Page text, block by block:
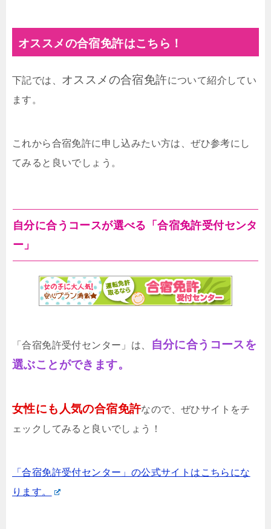
オススメの合宿免許はこちら！
下記では、 オススメの合宿免許について紹介してい
ます。
これから合宿免許に申し込みたい方は、ぜひ参考にし
てみると良いでしょう。
自分に合うコースが選べる「合宿免許受付センタ
ー」
「合宿免許受付センター」は、
自分に合うコースを
選ぶことができます。
女性にも人気の合宿免許なので、ぜひサイトをチ
ェックしてみると良いでしょう！
「合宿免許受付センター」の公式サイトはこちらにな
ります。